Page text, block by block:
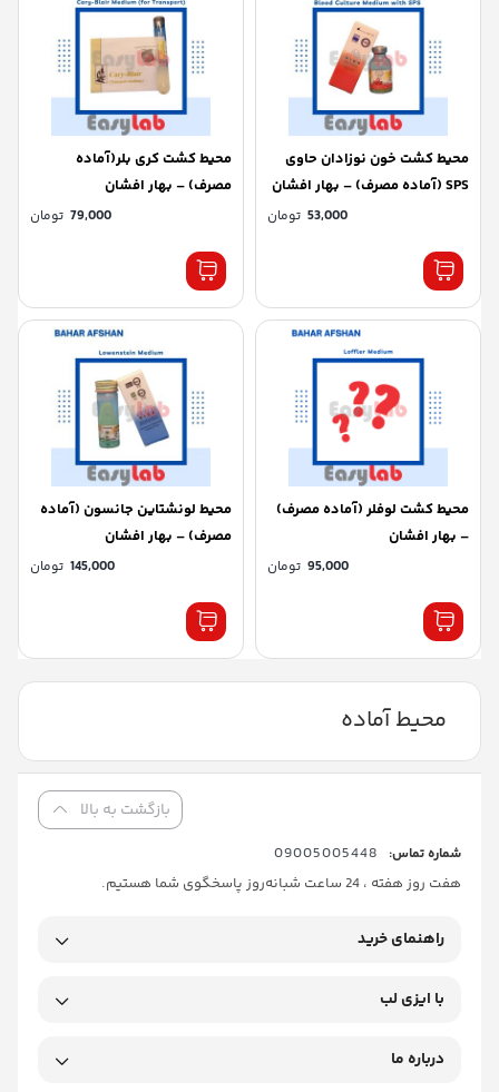
محیط کشت خون نوزادان حاوی
SPS (آماده مصرف) – بهار افشان
53,000 تومان
محیط کشت کری بلر(آماده
مصرف) – بهار افشان
79,000 تومان
محیط کشت لوفلر (آماده مصرف)
– بهار افشان
95,000 تومان
محیط لونشتاین جانسون (آماده
مصرف) – بهار افشان
145,000 تومان
محیط آماده
بازگشت به بالا
شماره تماس:
09005005448
هفت روز هفته ، 24 ساعت شبانه‌روز پاسخگوی شما هستیم.
راهنمای خرید
با ایزی لب
درباره ما